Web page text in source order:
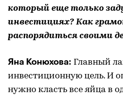
который еще только
инвестициях? Как
распорядиться своими
Яна Конюхова: Главный
инвестиционную цель. И
нужно класть все яйца в